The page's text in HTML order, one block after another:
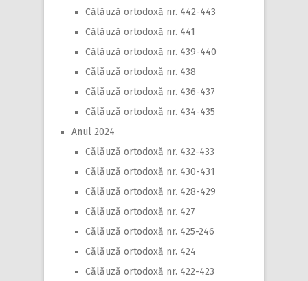
Călăuză ortodoxă nr. 442-443
Călăuză ortodoxă nr. 441
Călăuză ortodoxă nr. 439-440
Călăuză ortodoxă nr. 438
Călăuză ortodoxă nr. 436-437
Călăuză ortodoxă nr. 434-435
Anul 2024
Călăuză ortodoxă nr. 432-433
Călăuză ortodoxă nr. 430-431
Călăuză ortodoxă nr. 428-429
Călăuză ortodoxă nr. 427
Călăuză ortodoxă nr. 425-246
Călăuză ortodoxă nr. 424
Călăuză ortodoxă nr. 422-423